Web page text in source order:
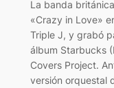
La banda
«Crazy in Love»
Triple J, y grabó
álbum Starbucks
Covers Project.
versión orquestal